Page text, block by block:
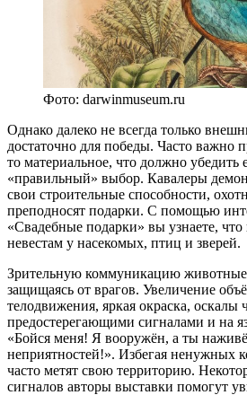
Фото: darwinmuseum.ru
Однако далеко не всегда только
достаточно для победы. Часто важно
то материальное, что должно убедить
«правильный» выбор. Кавалеры
свои строительные способности,
преподносят подарки. С помощью
«Свадебные подарки» вы узнаете, что
невестам у насекомых, птиц и зверей.
Зрительную коммуникацию животные
защищаясь от врагов. Увеличение
телодвижения, яркая окраска, оскалы
предостерегающими сигналами и на
«Бойся меня! Я вооружён, а ты
неприятностей!». Избегая ненужных
часто метят свою территорию.
сигналов авторы выставки помогут